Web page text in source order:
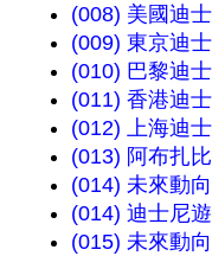
(008) 美國迪
(009) 東京迪
(010) 巴黎迪
(011) 香港迪
(012) 上海迪
(013) 阿布扎
(014) 未來動
(014) 迪士尼
(015) 未來動